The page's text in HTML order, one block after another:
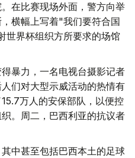
在比赛现场外面，警方向举
横幅上写着"我们要符合国
世界杯组织方所要求的场馆
暴力，一名电视台摄影记者
们对大型示威活动的热情有
万人的安保部队，以便控
。周二，巴西利亚的抗议者
中甚至包括巴西本土的足球